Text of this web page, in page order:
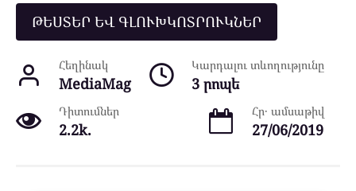
ԹԵՍՏԵՐ ԵՎ ԳԼՈՒԽԿՈՏՐՈՒԿՆԵՐ
Հեղինակ
MediaMag
Կարդալու տևողությունը
3 րոպե
Դիտումներ
2.2k.
Հր․ ամսաթիվ
27/06/2019